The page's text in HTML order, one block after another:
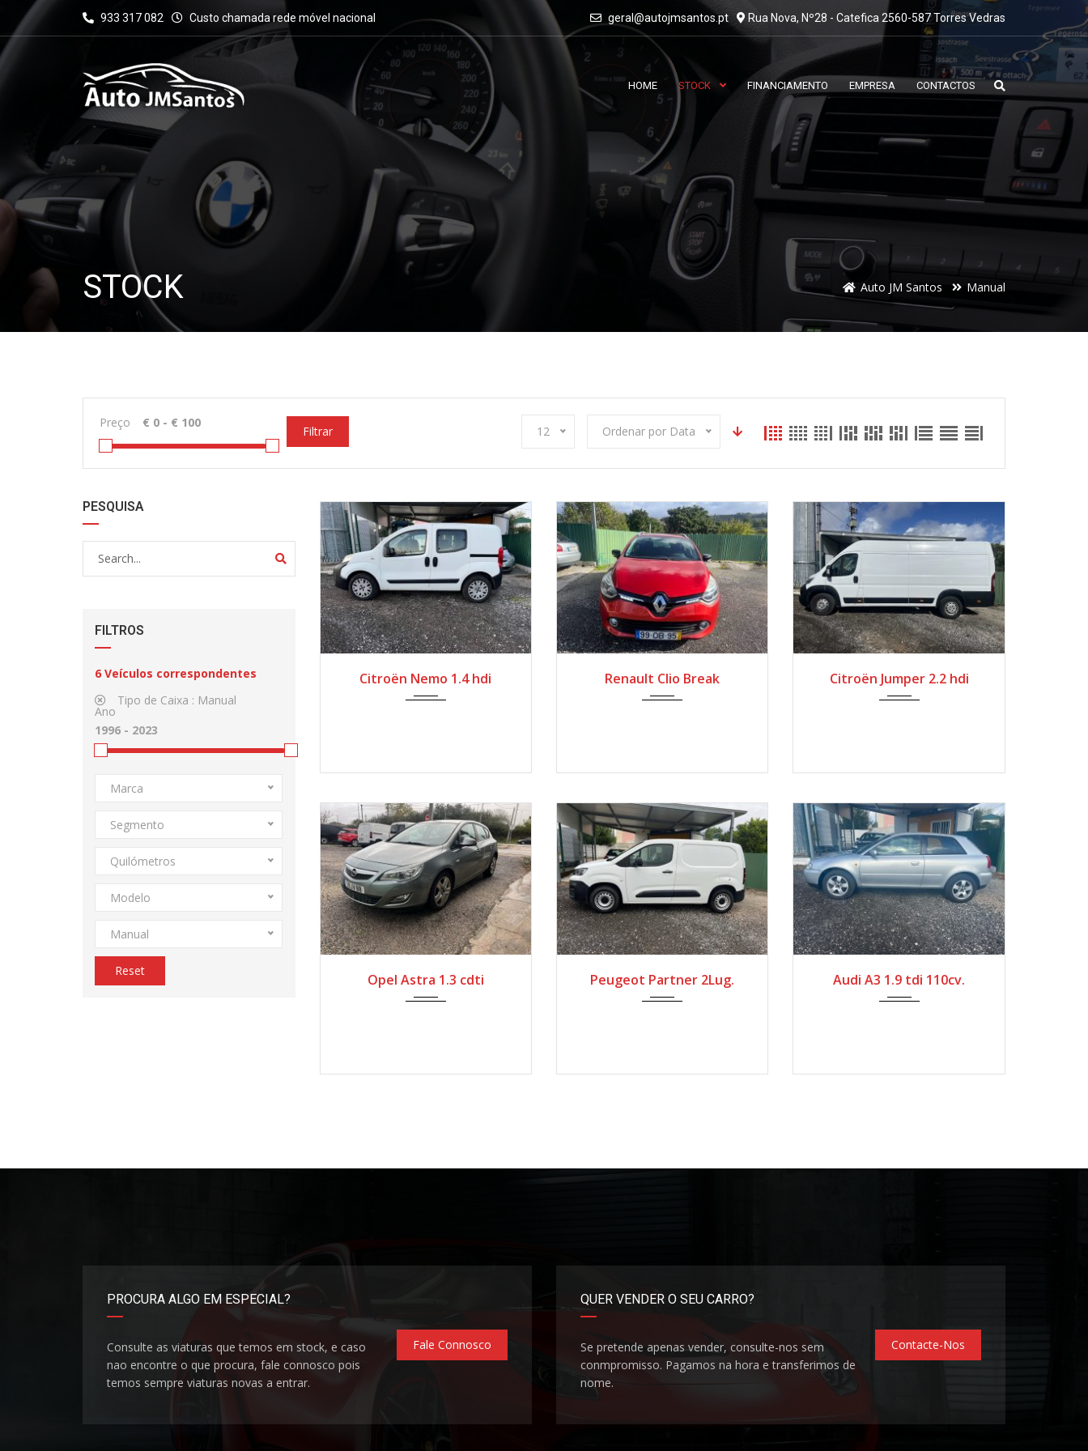
933 317 082 Custo chamada rede móvel nacional geral@autojmsantos.pt Rua Nova, Nº28 - Catefica 2560-587 Torres Vedras
HOME STOCK FINANCIAMENTO EMPRESA CONTACTOS
STOCK Auto JM Santos Manual
Preço
Filtrar 12 Ordenar por Data
PESQUISA
FILTROS
6 Veículos correspondentes
Tipo de Caixa : Manual
Ano
Marca
Segmento
Quilómetros
Modelo
Manual
Reset
Citroën Nemo 1.4 hdi Renault Clio Break Citroën Jumper 2.2 hdi
Opel Astra 1.3 cdti Peugeot Partner 2Lug. Audi A3 1.9 tdi 110cv.
PROCURA ALGO EM ESPECIAL?
Consulte as viaturas que temos em stock, e caso
nao encontre o que procura, fale connosco pois
temos sempre viaturas novas a entrar.
Fale Connosco
QUER VENDER O SEU CARRO?
Se pretende apenas vender, consulte-nos sem
conmpromisso. Pagamos na hora e transferimos de
nome.
Contacte-Nos